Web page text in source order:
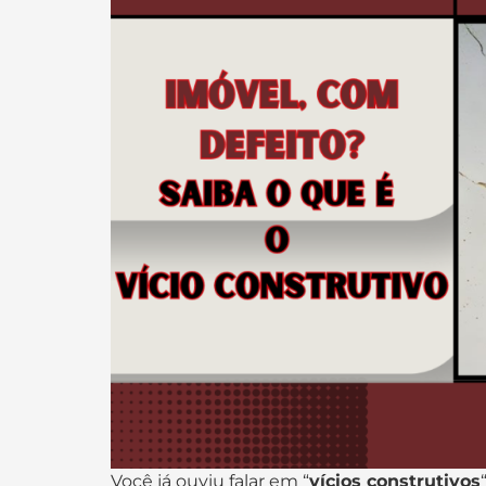
Você já ouviu falar em “vícios construtivos